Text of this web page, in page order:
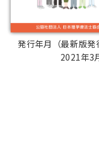
発行年月（最新版発
2021年